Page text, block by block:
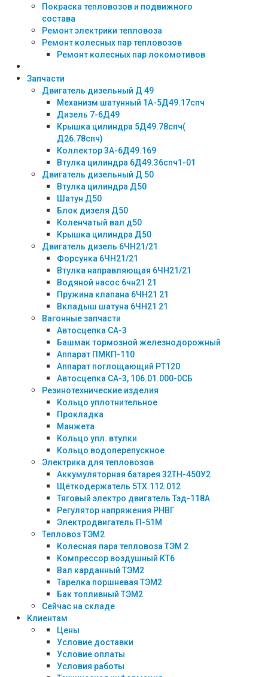
Покраска тепловозов и подвижного
состава
Ремонт электрики тепловоза
Ремонт колесных пар тепловозов
Ремонт колесных пар локомотивов
Запчасти
Двигатель дизельный Д 49
Механизм шатунный 1А-5Д49.17спч
Дизель 7-6Д49
Крышка цилиндра 5Д49.78спч(
Д26.78спч)
Коллектор 3А-6Д49.169
Втулка цилиндра 6Д49.36спч1-01
Двигатель дизельный Д 50
Втулка цилиндра Д50
Шатун Д50
Блок дизеля Д50
Коленчатый вал д50
Крышка цилиндра Д50
Двигатель дизель 6ЧН21/21
Форсунка 6ЧН21/21
Втулка направляющая 6ЧН21/21
Водяной насос 6чн21 21
Пружина клапана 6ЧН21 21
Вкладыш шатуна 6ЧН21 21
Вагонные запчасти
Автосцепка СА-3
Башмак тормозной железнодорожный
Аппарат ПМКП-110
Аппарат поглощающий РТ120
Автосцепка СА-3, 106.01.000-0СБ
Резинотехнические изделия
Кольцо уплотнительное
Прокладка
Манжета
Кольцо упл. втулки
Кольцо водоперепускное
Электрика для тепловозов
Аккумуляторная батарея 32ТН-450У2
Щёткодержатель 5ТХ.112.012
Тяговый электро двигатель Тэд-118А
Регулятор напряжения РНВГ
Электродвигатель П-51М
Тепловоз ТЭМ2
Колесная пара тепловоза ТЭМ 2
Компрессор воздушный КТ6
Вал карданный ТЭМ2
Тарелка поршневая ТЭМ2
Бак топливный ТЭМ2
Сейчас на складе
Клиентам
Цены
Условие доставки
Условие оплаты
Условия работы